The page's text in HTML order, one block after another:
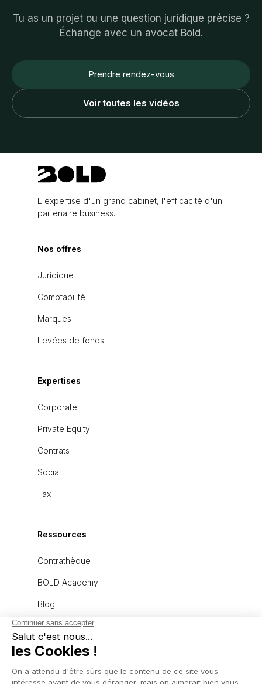
Tu as un projet ou une question juridique précise ?
Échange avec un avocat Bold.
Prendre rendez-vous
Voir toutes les vidéos
L'expertise d'un grand cabinet, l'efficacité d'un
partenaire business.
Nos offres
Juridique
Comptabilité
Marques
Levées de fonds
Expertises
Corporate
Private Equity
Contrats
Social
Tax
Ressources
Contrathèque
BOLD Academy
Blog
À propos
L'équipe